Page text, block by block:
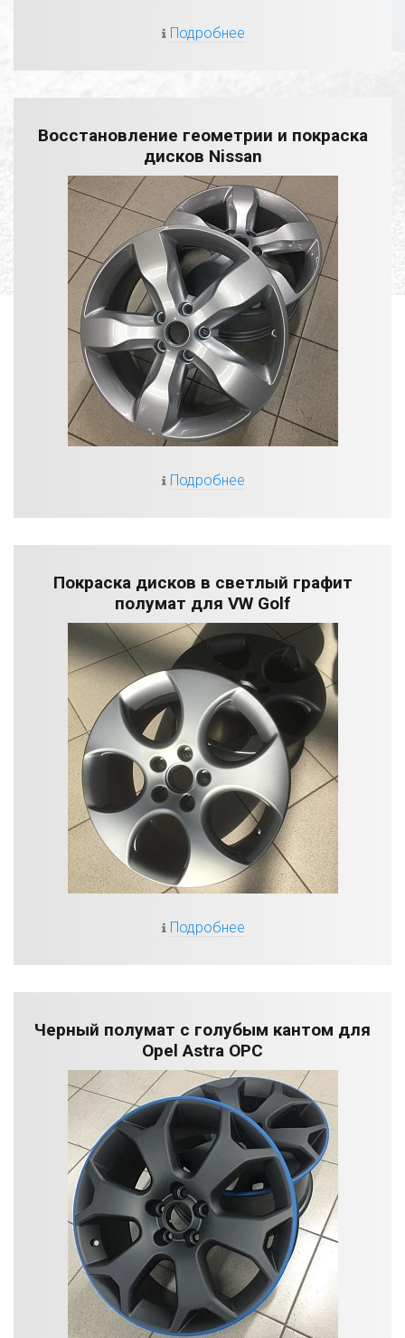
Подробнее
Восстановление геометрии и покраска
дисков Nissan
Подробнее
Покраска дисков в светлый графит
полумат для VW Golf
Подробнее
Черный полумат с голубым кантом для
Opel Astra OPC